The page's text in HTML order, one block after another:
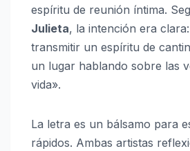
espíritu de reunión íntima.
Julieta, la intención era
transmitir un espíritu de
un lugar hablando sobre las
vida».
La letra es un bálsamo para
rápidos. Ambas artistas